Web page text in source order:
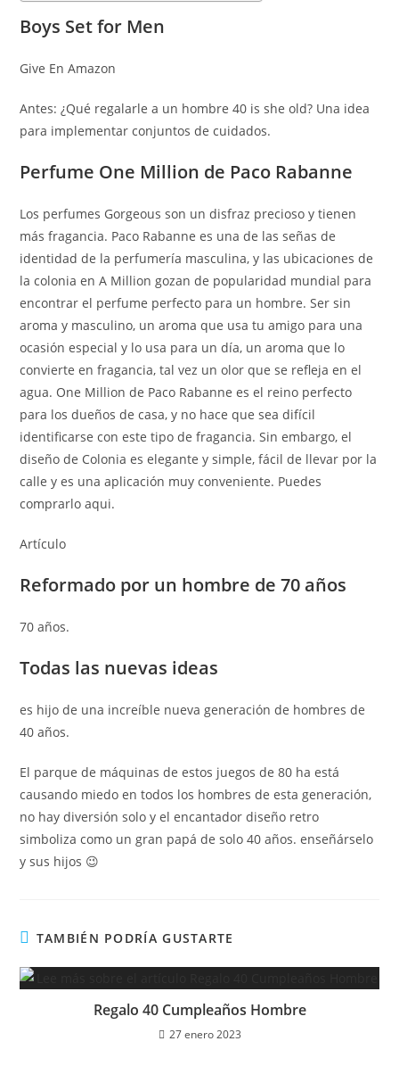
Boys Set for Men
Give En Amazon
Antes: ¿Qué regalarle a un hombre 40 is she old? Una idea
para implementar conjuntos de cuidados.
Perfume One Million de Paco Rabanne
Los perfumes Gorgeous son un disfraz precioso y tienen
más fragancia. Paco Rabanne es una de las señas de
identidad de la perfumería masculina, y las ubicaciones de
la colonia en A Million gozan de popularidad mundial para
encontrar el perfume perfecto para un hombre. Ser sin
aroma y masculino, un aroma que usa tu amigo para una
ocasión especial y lo usa para un día, un aroma que lo
convierte en fragancia, tal vez un olor que se refleja en el
agua. One Million de Paco Rabanne es el reino perfecto
para los dueños de casa, y no hace que sea difícil
identificarse con este tipo de fragancia. Sin embargo, el
diseño de Colonia es elegante y simple, fácil de llevar por la
calle y es una aplicación muy conveniente. Puedes
comprarlo aqui.
Artículo
Reformado por un hombre de 70 años
70 años.
Todas las nuevas ideas
es hijo de una increíble nueva generación de hombres de
40 años.
El parque de máquinas de estos juegos de 80 ha está
causando miedo en todos los hombres de esta generación,
no hay diversión solo y el encantador diseño retro
simboliza como un gran papá de solo 40 años. enseñárselo
y sus hijos 😉
TAMBIÉN PODRÍA GUSTARTE
Regalo 40 Cumpleaños Hombre
27 enero 2023